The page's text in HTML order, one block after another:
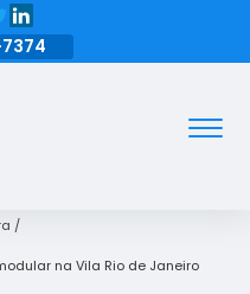
na Vila Rio de Janeiro